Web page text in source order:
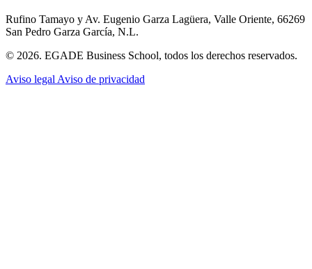
Rufino Tamayo y Av. Eugenio Garza Lagüera, Valle Oriente, 66269
San Pedro Garza García, N.L.
© 2026. EGADE Business School, todos los derechos reservados.
Aviso legal Aviso de privacidad